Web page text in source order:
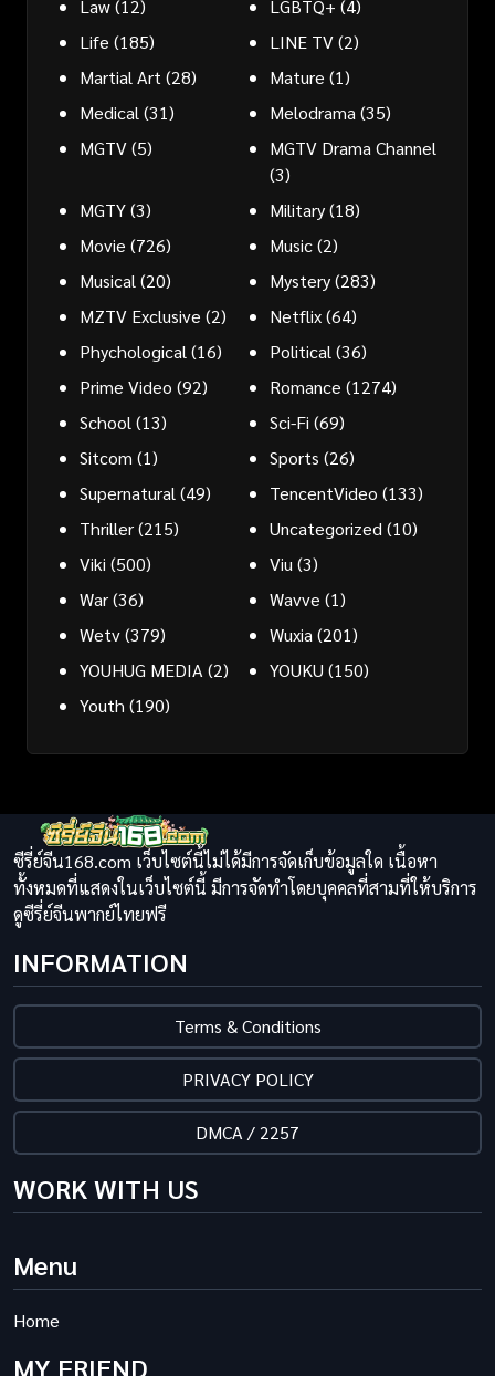
Law(12) LGBTQ+ (4)
Life (185) LINE TV(2)
Martial Art (28) Mature (1)
Medical (31) Melodrama (35)
MGTV(5)
MGTV Drama Channel
(3)
MGTY(3) Military(18)
Movie (726) Music(2)
Musical (20) Mystery(283)
MZTV Exclusive (2) Netflix(64)
Phychological (16) Political (36)
Prime Video (92) Romance (1274)
School (13) Sci-Fi (69)
Sitcom (1) Sports (26)
Supernatural (49) TencentVideo (133)
Thriller(215) Uncategorized (10)
Viki (500) Viu (3)
War(36) Wavve (1)
Wetv(379) Wuxia (201)
YOUHUG MEDIA (2) YOUKU (150)
Youth (190)
ซีรี่ย์จีน168.com เว็บไซต์นี้ไม่ได้มีการจัดเก็บข้อมูลใด เนื้อหา
ทั้งหมดที่แสดงในเว็บไซต์นี้ มีการจัดทำโดยบุคคลที่สามที่ให้บริการ
ดูซีรี่ย์จีนพากย์ไทยฟรี
INFORMATION
Terms & Conditions
PRIVACY POLICY
DMCA / 2257
WORK WITH US
Menu
Home
MY FRIEND